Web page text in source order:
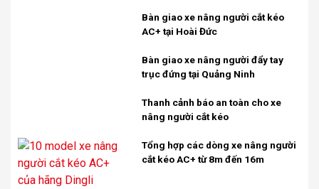
Bàn giao xe nâng người cắt kéo
AC+ tại Hoài Đức
Bàn giao xe nâng người đẩy tay
trục đứng tại Quảng Ninh
Thanh cảnh báo an toàn cho xe
nâng người cắt kéo
Tổng hợp các dòng xe nâng người
cắt kéo AC+ từ 8m đến 16m